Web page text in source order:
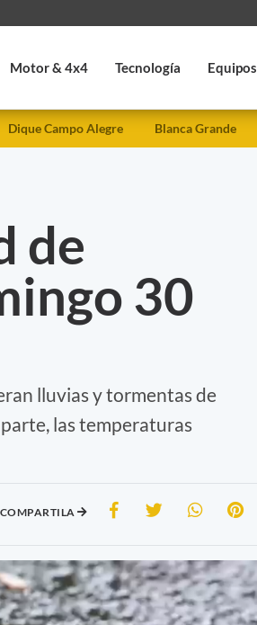
Motor & 4x4 Tecnología Equipos
Dique Campo Alegre Blanca Grande
de
30
lluvias y tormentas de
las temperaturas
COMPARTILA